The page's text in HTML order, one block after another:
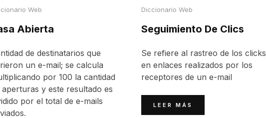
Web
Abierta
de destinatarios que
un e-mail; se calcula
por 100 la cantidad
aperturas y este resultado es
por el total de e-mails
Diccionario Web
Seguimiento De Clics
Se refiere al rastreo de los clicks
en enlaces realizados por los
receptores de un e-mail
LEER MÁS